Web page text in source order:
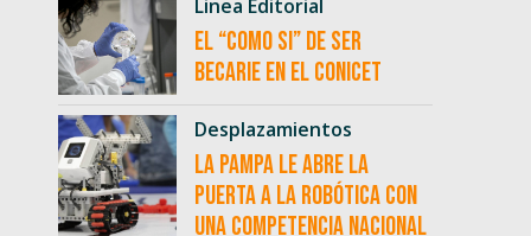
Linea Editorial
El “como si” de ser
becarie en el CONICET
Desplazamientos
La Pampa le abre la
puerta a la robótica con
una competencia nacional